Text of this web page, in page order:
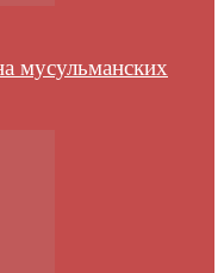
мусульманских